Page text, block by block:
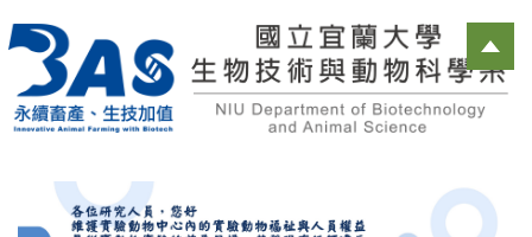
到
要
內